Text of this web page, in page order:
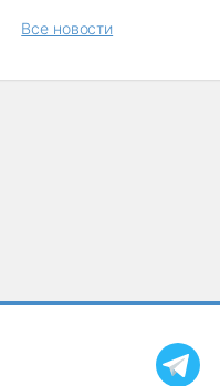
Все новости